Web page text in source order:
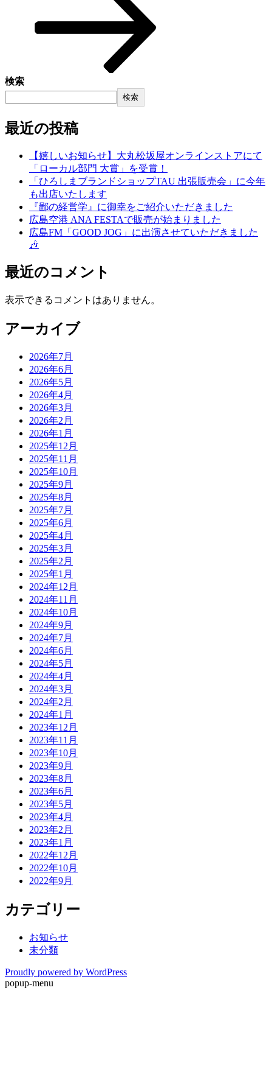
検索
検索
最近の投稿
【嬉しいお知らせ】大丸松坂屋オンラインストアにて
「ローカル部門 大賞」を受賞！
「ひろしまブランドショップTAU 出張販売会」に今年
も出店いたします
『鄙の経営学』に御幸をご紹介いただきました
広島空港 ANA FESTAで販売が始まりました
広島FM「GOOD JOG」に出演させていただきました
🎶
最近のコメント
表示できるコメントはありません。
アーカイブ
2026年7月
2026年6月
2026年5月
2026年4月
2026年3月
2026年2月
2026年1月
2025年12月
2025年11月
2025年10月
2025年9月
2025年8月
2025年7月
2025年6月
2025年4月
2025年3月
2025年2月
2025年1月
2024年12月
2024年11月
2024年10月
2024年9月
2024年7月
2024年6月
2024年5月
2024年4月
2024年3月
2024年2月
2024年1月
2023年12月
2023年11月
2023年10月
2023年9月
2023年8月
2023年6月
2023年5月
2023年4月
2023年2月
2023年1月
2022年12月
2022年10月
2022年9月
カテゴリー
お知らせ
未分類
Proudly powered by WordPress
popup-menu